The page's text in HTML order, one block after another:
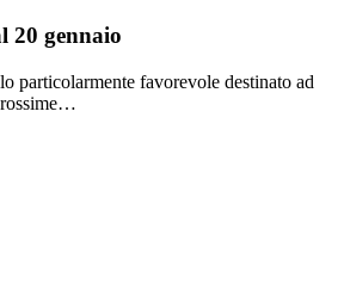
20 gennaio
particolarmente favorevole destinato ad